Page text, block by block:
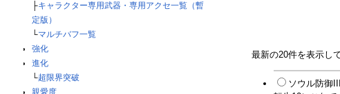
├キャラクター専用武器・専用アクセ一覧（暫
定版）
└マルチバフ一覧
強化
進化
└超限界突破
親愛度
最新の20件を表示し
ソウル防御